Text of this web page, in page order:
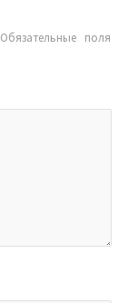
Обязательные поля